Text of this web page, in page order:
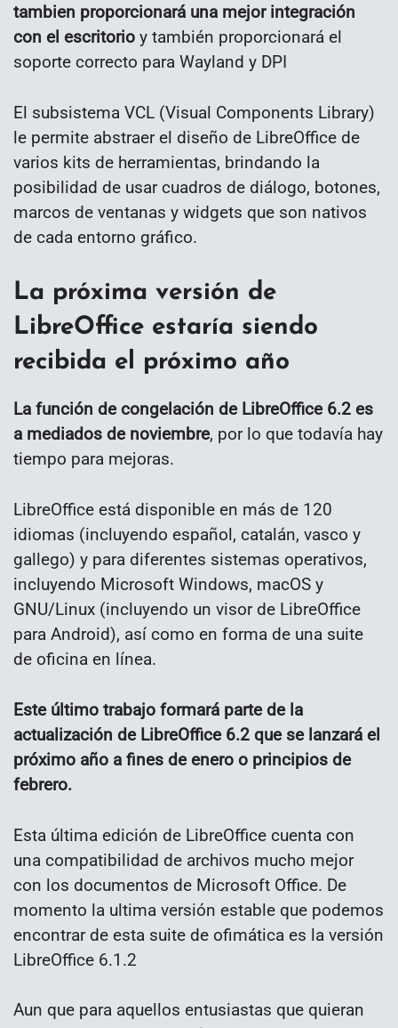
tambien proporcionará una mejor integración
con el escritorio y también proporcionará el
soporte correcto para Wayland y DPI
El subsistema VCL (Visual Components Library)
le permite abstraer el diseño de LibreOffice de
varios kits de herramientas, brindando la
posibilidad de usar cuadros de diálogo, botones,
marcos de ventanas y widgets que son nativos
de cada entorno gráfico.
La próxima versión de
LibreOffice estaría siendo
recibida el próximo año
La función de congelación de LibreOffice 6.2 es
a mediados de noviembre, por lo que todavía hay
tiempo para mejoras.
LibreOffice está disponible en más de 120
idiomas (incluyendo español, catalán, vasco y
gallego​) y para diferentes sistemas operativos, ​
incluyendo Microsoft Windows, macOS y
GNU/Linux (incluyendo un visor de LibreOffice
para Android​), así como en forma de una suite
de oficina en línea. ​
Este último trabajo formará parte de la
actualización de LibreOffice 6.2 que se lanzará el
próximo año a fines de enero o principios de
febrero.
Esta última edición de LibreOffice cuenta con
una compatibilidad de archivos mucho mejor
con los documentos de Microsoft Office. De
momento la ultima versión estable que podemos
encontrar de esta suite de ofimática es la versión
LibreOffice 6.1.2
Aun que para aquellos entusiastas que quieran